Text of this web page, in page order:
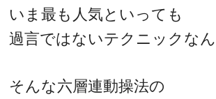
いま最も人気といっても
過言ではないテクニックなん
そんな六層連動操法の